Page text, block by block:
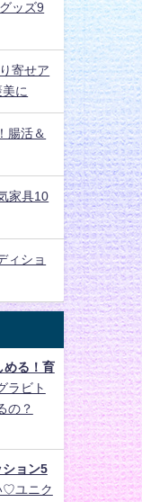
ッズ9
寄せア
に
腸活＆
家具10
ィショ
める！育
ラビト
の？
ョン5
♡ユニク